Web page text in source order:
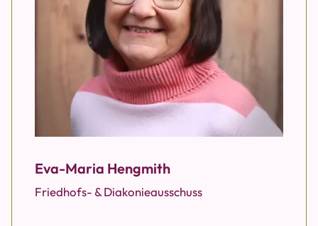
Eva-Maria Hengmith
Friedhofs- & Diakonieausschuss